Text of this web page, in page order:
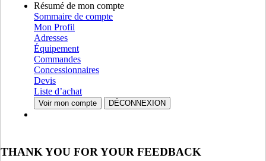
Résumé de mon compte
Sommaire de compte
Mon Profil
Adresses
Équipement
Commandes
Concessionnaires
Devis
Liste d’achat
Voir mon compte DÉCONNEXION
THANK YOU FOR YOUR FEEDBACK
VEUILLEZ SÉLECTIONNER VOTRE PAYS OU VOTRE
LANGUE
USA